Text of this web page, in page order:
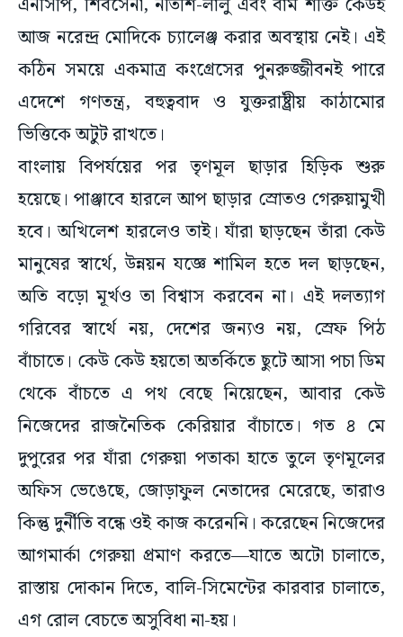
আজ নরেন্দ্র মোদিকে চ্যালেঞ্জ করার অবস্থায় নেই। এই
কঠিন সময়ে একমাত্র কংগ্রেসের পুনরুজ্জীবনই পারে
এদেশে গণতন্ত্র, বহুত্ববাদ ও যুক্তরাষ্ট্রীয় কাঠামোর
ভিত্তিকে অটুট রাখতে।
বাংলায় বিপর্যয়ের পর তৃণমূল ছাড়ার হিড়িক শুরু
হয়েছে। পাঞ্জাবে হারলে আপ ছাড়ার স্রোতও গেরুয়ামুখী
হবে। অখিলেশ হারলেও তাই। যাঁরা ছাড়ছেন তাঁরা কেউ
মানুষের স্বার্থে, উন্নয়ন যজ্ঞে শামিল হতে দল ছাড়ছেন,
অতি বড়ো মূর্খও তা বিশ্বাস করবেন না। এই দলত্যাগ
গরিবের স্বার্থে নয়, দেশের জন্যও নয়, স্রেফ পিঠ
বাঁচাতে। কেউ কেউ হয়তো অতর্কিতে ছুটে আসা পচা ডিম
থেকে বাঁচতে এ পথ বেছে নিয়েছেন, আবার কেউ
নিজেদের রাজনৈতিক কেরিয়ার বাঁচাতে। গত ৪ মে
দুপুরের পর যাঁরা গেরুয়া পতাকা হাতে তুলে তৃণমূলের
অফিস ভেঙেছে, জোড়াফুল নেতাদের মেরেছে, তারাও
কিন্তু দুর্নীতি বন্ধে ওই কাজ করেননি। করেছেন নিজেদের
আগমার্কা গেরুয়া প্রমাণ করতে—যাতে অটো চালাতে,
রাস্তায় দোকান দিতে, বালি-সিমেন্টের কারবার চালাতে,
এগ রোল বেচতে অসুবিধা না-হয়।